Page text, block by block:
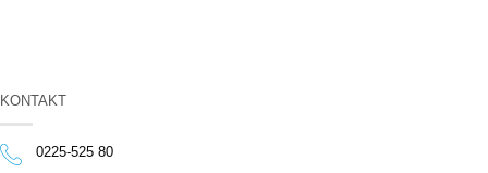
KONTAKT
0225-525 80